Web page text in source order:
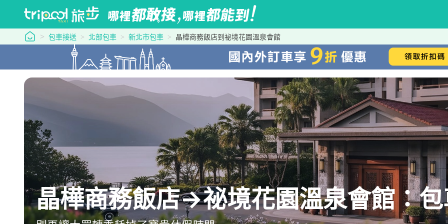
tripool 旅步
包車接送 北部包車 新北市包車 晶樺商務飯店到祕境花園溫泉會館
晶樺商務飯店→祕境花園溫泉會館：